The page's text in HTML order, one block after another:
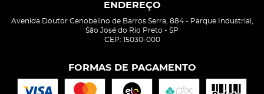
ENDEREÇO
Avenida Doutor Cenobelino de Barros Serra, 884- Parque Industrial,
São José do Rio Preto - SP
CEP: 15030-000
FORMAS DE PAGAMENTO